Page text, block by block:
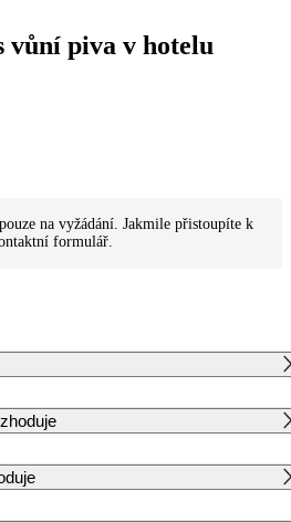
vůní piva v hotelu
na vyžádání. Jakmile přistoupíte k
formulář.